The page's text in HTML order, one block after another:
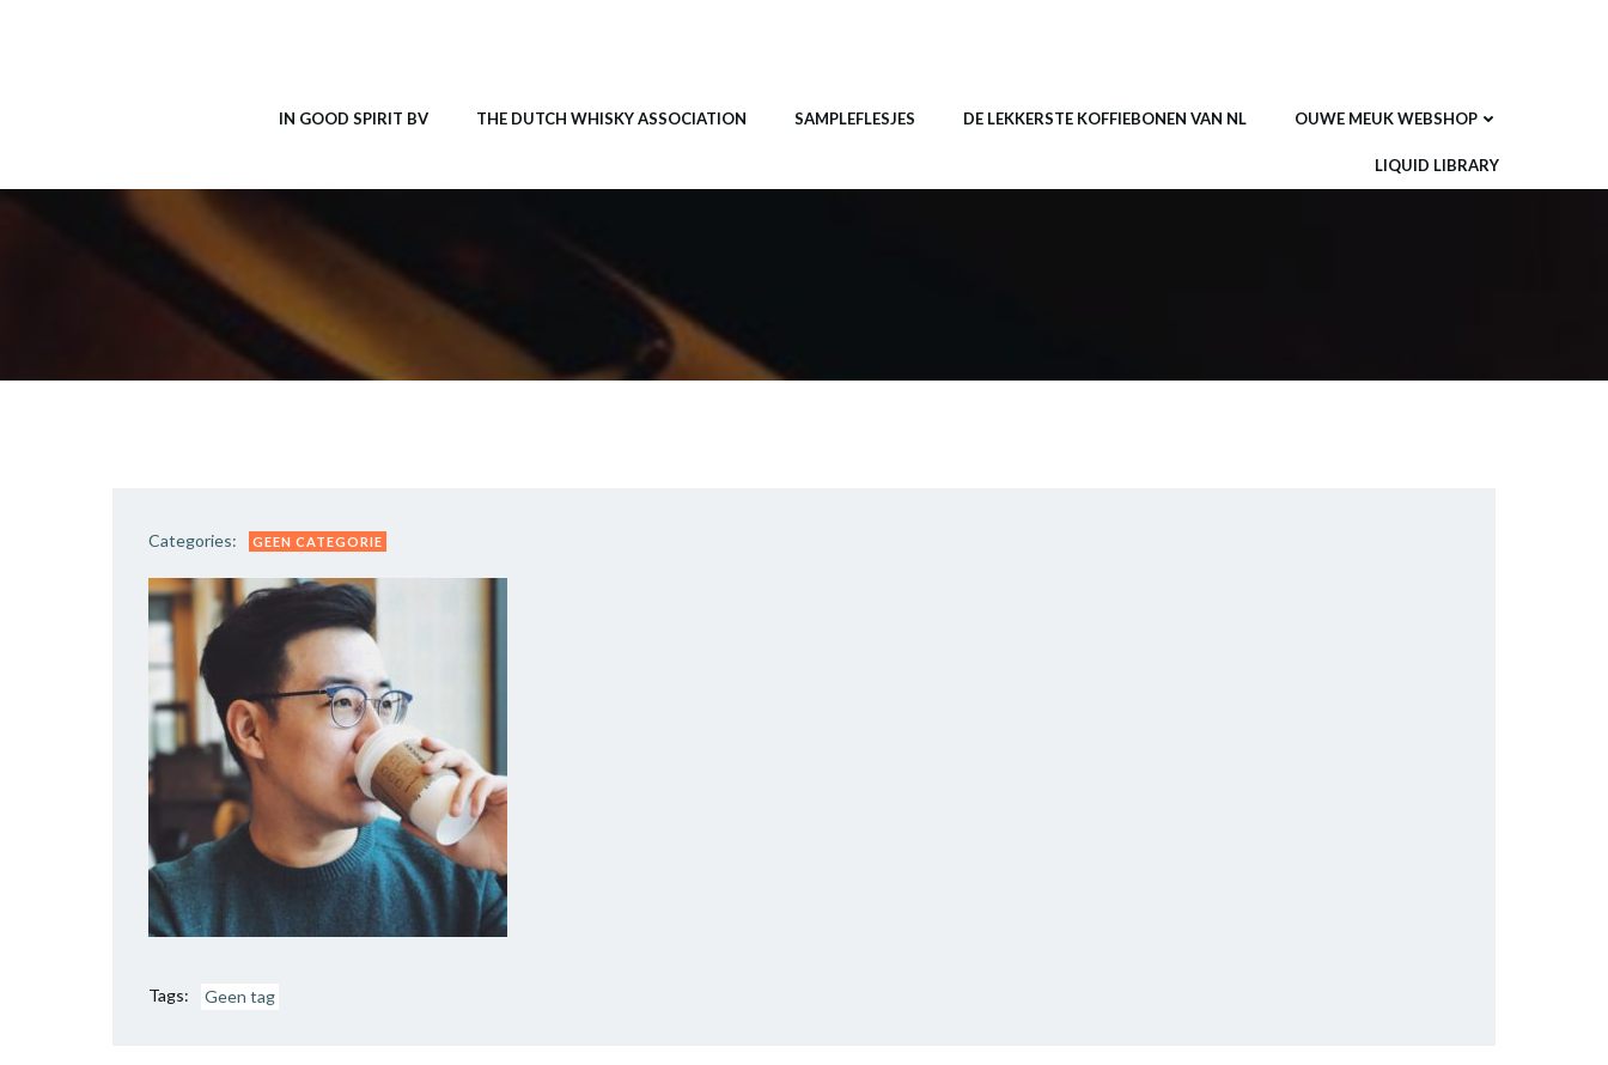
IN GOOD SPIRIT BV THE DUTCH WHISKY ASSOCIATION SAMPLEFLESJES DE LEKKERSTE KOFFIEBONEN VAN NL OUWE MEUK WEBSHOP
LIQUID LIBRARY
Categories: GEEN CATEGORIE
Tags: Geen tag